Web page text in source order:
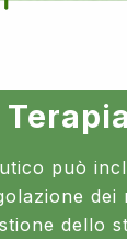
Terapia
può
dei
dello